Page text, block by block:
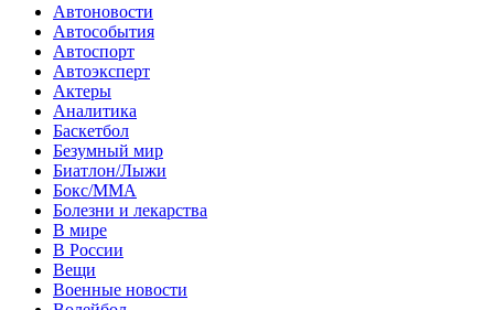
Автоновости
Автособытия
Автоспорт
Автоэксперт
Актеры
Аналитика
Баскетбол
Безумный мир
Биатлон/Лыжи
Бокс/MMA
Болезни и лекарства
В мире
В России
Вещи
Военные новости